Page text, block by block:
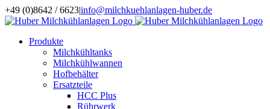
Zum
Inhalt
+49 (0)8642 / 6623|info@milchkuehlanlagen-huber.de
Produkte
Milchkühltanks
Milchkühlwannen
Hofbehälter
Ersatzteile
HCC Plus
Rührwerk